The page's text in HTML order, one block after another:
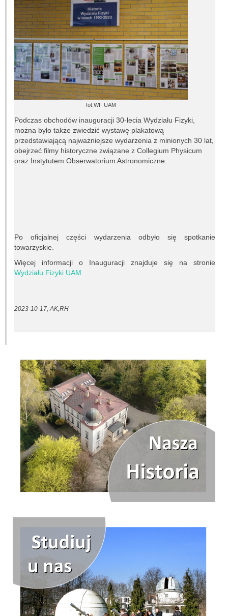
Układ Słoneczny przy Słonecznej 36
Meteoryt Morasko
Nasze planetoidy
Zapytaj astronoma
Dla miłośnikówfot.WF UAM
Podczas obchodów inauguracji 30-lecia Wydziału Fizyki,
można było także zwiedzić wystawę plakatową
przedstawiającą najważniejsze wydarzenia z minionych 30 lat,
obejrzeć filmy historyczne związane z Collegium Physicum
oraz Instytutem Obserwatorium Astronomiczne.
Po oficjalnej części wydarzenia odbyło się spotkanie
towarzyskie.
Więcej informacji o Inauguracji znajduje się na stronie
Wydziału Fizyki UAM
2023-10-17, AK,RH